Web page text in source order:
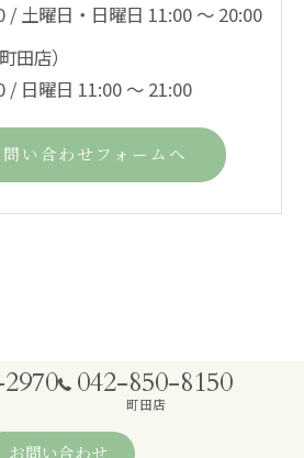
/ 土曜日・日曜日 11:00 ～ 20:00
店）
/ 日曜日 11:00 ～ 21:00
い合わせフォームへ
042-850-8150
町田店